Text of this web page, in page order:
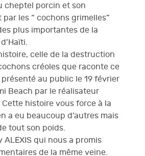
cheptel porcin et son
les “ cochons grimelles”
plus importantes de la
celle de la destruction
créoles que raconte ce
au public le 19 février
Beach par le réalisateur
histoire vous force à la
a eu beaucoup d’autres mais
tout son poids.
ALEXIS qui nous a promis
de la même veine.